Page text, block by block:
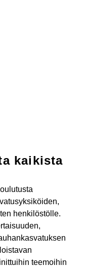
kaikista
henkilöstölle.
teemoihin